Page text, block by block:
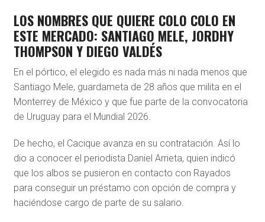
LOS NOMBRES QUE QUIERE COLO COLO EN
ESTE MERCADO: SANTIAGO MELE, JORDHY
THOMPSON Y DIEGO VALDÉS
En el pórtico, el elegido es nada más ni nada menos que
Santiago Mele, guardameta de 28 años que milita en el
Monterrey de México y que fue parte de la convocatoria
de Uruguay para el Mundial 2026.
De hecho, el Cacique avanza en su contratación. Así lo
dio a conocer el periodista Daniel Arrieta, quien indicó
que los albos se pusieron en contacto con Rayados
para conseguir un préstamo con opción de compra y
haciéndose cargo de parte de su salario.